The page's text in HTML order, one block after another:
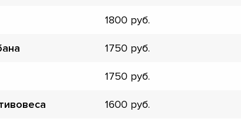
1800
1750
1750
1600